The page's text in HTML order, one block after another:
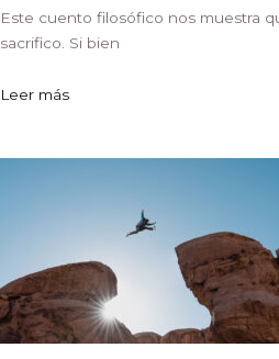
Este cuento filosófico nos muestra
sacrifico. Si bien
Leer más